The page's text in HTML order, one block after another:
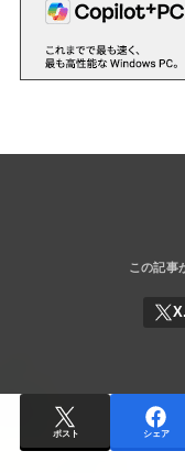
ポスト シェア